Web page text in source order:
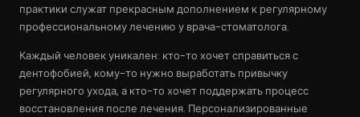
практики служат прекрасным дополнением к регулярному
профессиональному лечению у врача-стоматолога.
Каждый человек уникален: кто-то хочет справиться с
дентофобией, кому-то нужно выработать привычку
регулярного ухода, а кто-то хочет поддержать процесс
восстановления после лечения. Персонализированные